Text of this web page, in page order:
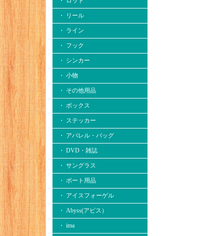
・ リール
・ ライン
・ フック
・ シンカー
・ 小物
・ その他用品
・ ボックス
・ ステッカー
・ アパレル・バッグ
・ DVD・雑誌
・ サングラス
・ ボート用品
・ アイスフォーゲル
・ Abyss(アビス）
・ ima